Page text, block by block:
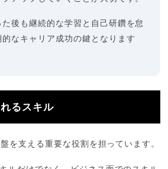
後も継続的な学習と自己研鑽を怠
なキャリア成功の鍵となります
るスキル
を支える重要な役割を担っています。